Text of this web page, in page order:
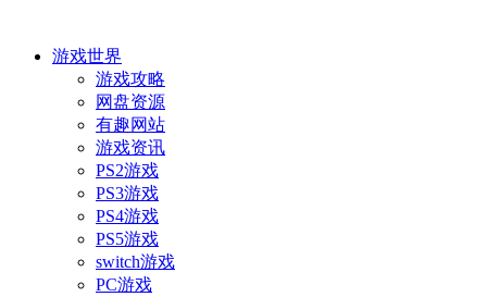
游戏世界
游戏攻略
网盘资源
有趣网站
游戏资讯
PS2游戏
PS3游戏
PS4游戏
PS5游戏
switch游戏
PC游戏